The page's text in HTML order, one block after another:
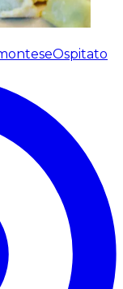
Ospitato